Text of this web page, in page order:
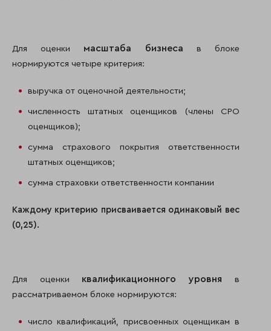
Для оценки масштаба бизнеса в блоке
нормируются четыре критерия:
выручка от оценочной деятельности;
численность штатных оценщиков (члены СРО
оценщиков);
сумма страхового покрытия ответственности
штатных оценщиков;
сумма страховки ответственности компании
Каждому критерию присваивается одинаковый вес
(0,25).
Для оценки квалификационного уровня в
рассматриваемом блоке нормируются:
число квалификаций, присвоенных оценщикам в